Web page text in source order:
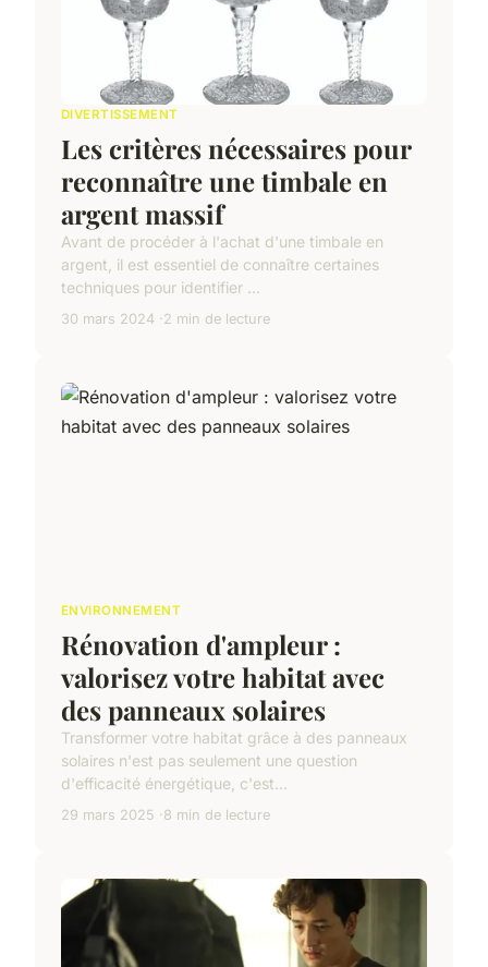
DIVERTISSEMENT
Les critères nécessaires pour
reconnaître une timbale en
argent massif
Avant de procéder à l'achat d'une timbale en
argent, il est essentiel de connaître certaines
techniques pour identifier ...
30 mars 2024 2 min de lecture
ENVIRONNEMENT
Rénovation d'ampleur :
valorisez votre habitat avec
des panneaux solaires
Transformer votre habitat grâce à des panneaux
solaires n'est pas seulement une question
d'efficacité énergétique, c'est...
29 mars 2025 8 min de lecture